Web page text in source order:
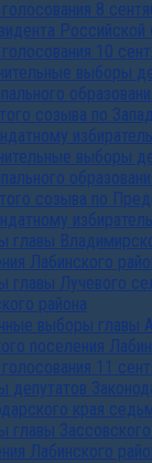
8
Российской
10
выборы
созыва по
выборы
созыва по
главы
Лабинского
главы Лучевого
района
выборы главы
поселения
11
депутатов
края
главы
Лабинского